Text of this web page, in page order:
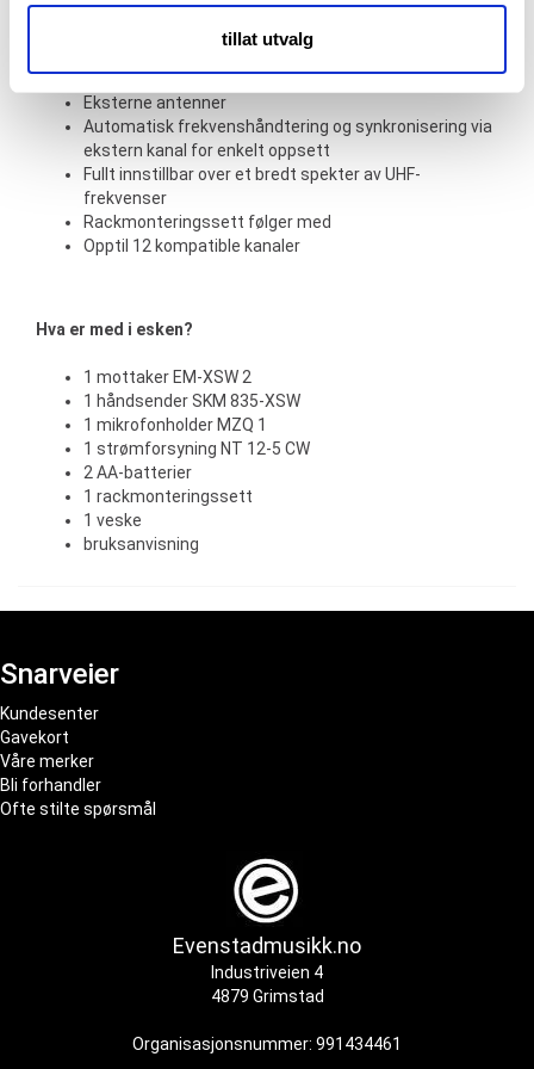
med annen informasjon du har gjort tilgjengelig for dem,
tillat utvalg
Mottaker med ekte diversity, i metallkabinett
Ypperlig livelyd med Sennheisers berømte evolution
Mottaker med ekte diversity, i metallkabinett
Eksterne antenner
Automatisk frekvenshåndtering og synkronisering via
ekstern kanal for enkelt oppsett
Fullt innstillbar over et bredt spekter av UHF-
frekvenser
Rackmonteringssett følger med
Opptil 12 kompatible kanaler
Hva er med i esken?
1 mottaker EM-XSW 2
1 håndsender SKM 835-XSW
1 mikrofonholder MZQ 1
1 strømforsyning NT 12-5 CW
2 AA-batterier
1 rackmonteringssett
1 veske
bruksanvisning
Snarveier
Kundesenter
Gavekort
Våre merker
Bli forhandler
Ofte stilte spørsmål
Evenstadmusikk.no
Industriveien 4
4879 Grimstad
Organisasjonsnummer: 991434461